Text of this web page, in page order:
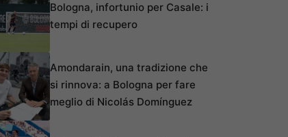
Bologna, infortunio per Casale: i
tempi di recupero
Amondarain, una tradizione che
si rinnova: a Bologna per fare
meglio di Nicolás Domínguez